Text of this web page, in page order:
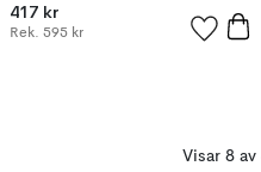
417 kr
Rek. 595 kr
Visar 8